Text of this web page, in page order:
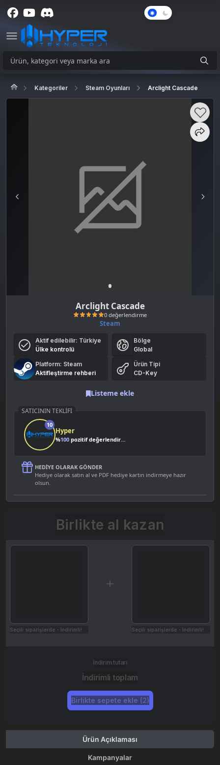
Kategoriler Steam Oyunları Arclight Cascade
Arclight Cascade
0 değerlendirme
Steam
Aktif edilebilir: Türkiye
Ülke kontrolü
Bölge
Global
Platform: Steam
Aktifleştirme rehberi
Ürün Tipi
CD-Key
Listeme ekle
SATICININ TEKLIFI
10
Hyper
%100 pozitif değerlendirme
HEDIYE OLARAK GÖNDER
Hediye olarak satın al ve PDF hediye kartın indirmeye hazır
olsun.
Birlikte al kazan
Seçili siparişlerde - İndirimli! Seçili siparişlerde - İndirimli!
İndirim tutarı
İndirimli toplam
Birlikte sepete ekle (2)
Ürün Açıklaması
Kampanyalar